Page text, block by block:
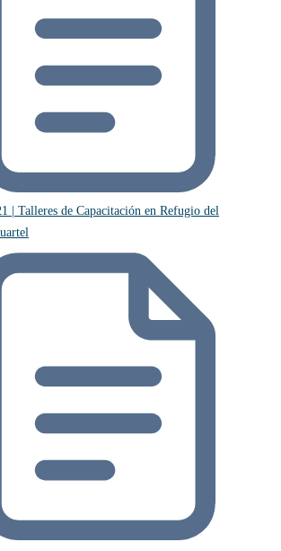
| Talleres de Capacitación en Refugio del